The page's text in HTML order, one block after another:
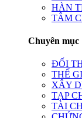
HÀN
TÂM
Chuyên mục
ĐỐI
THẾ
XÂY
TẠP
TÀI